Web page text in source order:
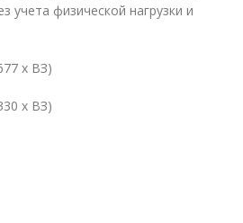
учета физической нагрузки и
х ВЗ)
х ВЗ)